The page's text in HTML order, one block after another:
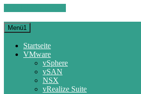
Menü1
Startseite
VMware
vSphere
vSAN
NSX
vRealize Suite